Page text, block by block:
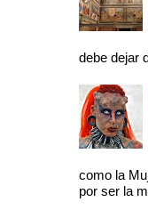
debe dejar
como la
por ser la